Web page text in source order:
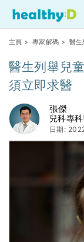
主頁 > 專家解碼 > 醫
醫生列舉兒
須立即求醫
張傑
兒科專
日期: